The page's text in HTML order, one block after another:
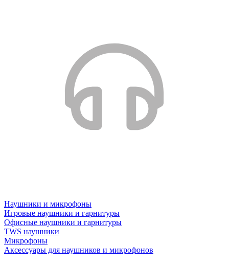
Наушники и микрофоны
Игровые наушники и гарнитуры
Офисные наушники и гарнитуры
TWS наушники
Микрофоны
Аксессуары для наушников и микрофонов